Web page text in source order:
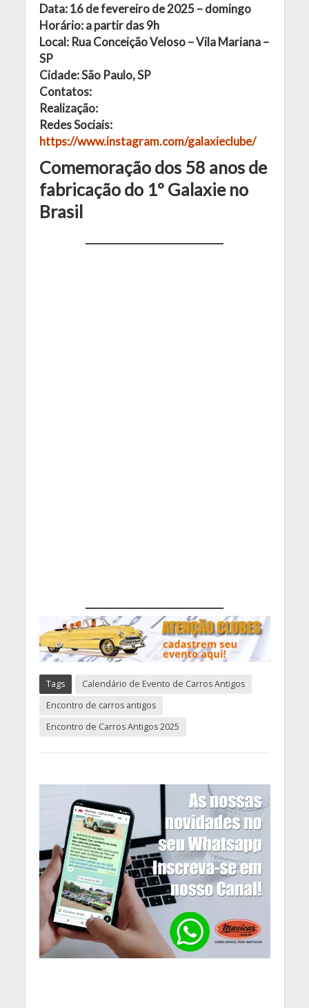
Data: 16 de fevereiro de 2025 – domingo
Horário: a partir das 9h
Local: Rua Conceição Veloso – Vila Mariana –
SP
Cidade: São Paulo, SP
Contatos:
Realização:
Redes Sociais:
https://www.instagram.com/galaxieclube/
Comemoração dos 58 anos de
fabricação do 1º Galaxie no
Brasil
Tags
Calendário de Evento de Carros Antigos
Encontro de carros antigos
Encontro de Carros Antigos 2025